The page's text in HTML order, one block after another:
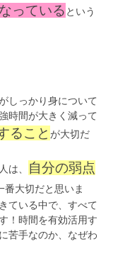
っている という
しっかり身について
時間が大きく減って
ること が大切だ
は、
自分の弱点
番大切だと思いま
ている中で、すべて
！時間を有効活用す
苦手なのか、なぜわ